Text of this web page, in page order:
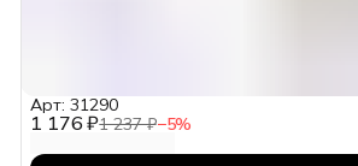
1 176 ₽1 237 ₽−5%
Арт: 31290